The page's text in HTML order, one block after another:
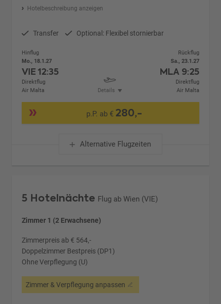
Hotelbeschreibung anzeigen
Transfer Optional: Flexibel stornierbar
Hinflug
Mo., 18.1.27
VIE12:35
Direktflug
Air Malta
Details
Rückflug
Sa., 23.1.27
MLA 9:25
Direktflug
Air Malta
p.P. ab € 280,-
Alternative Flugzeiten
5 Hotelnächte Flug ab Wien (VIE)
Zimmer 1 (2 Erwachsene)
Zimmerpreis ab € 564,-
Doppelzimmer Bestpreis (DP1)
Ohne Verpflegung (U)
Zimmer & Verpflegung anpassen